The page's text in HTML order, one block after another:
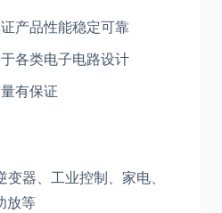
产品性能稳定可靠
各类电子电路设计
有保证
器、工业控制、家电、
放等